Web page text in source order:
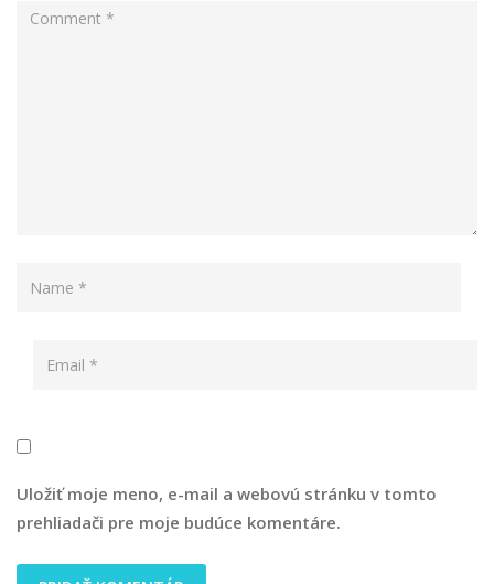
Uložiť moje meno, e-mail a webovú stránku v tomto
prehliadači pre moje budúce komentáre.